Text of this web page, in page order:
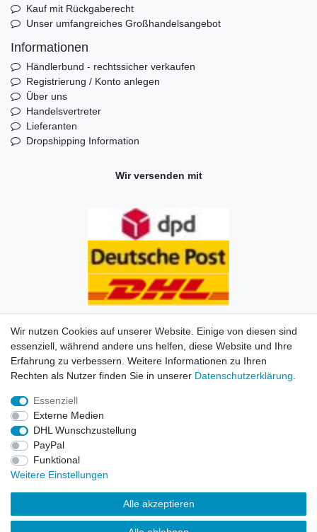
Kauf mit Rückgaberecht
Unser umfangreiches Großhandelsangebot
Informationen
Händlerbund - rechtssicher verkaufen
Registrierung / Konto anlegen
Über uns
Handelsvertreter
Lieferanten
Dropshipping Information
Wir versenden mit
Impressum Daten­schutz­erklärung AGB Kontakt
© Copyright 2026 | Alle Rechte vorbehalten. HL-
Handelsgesellschaft mbH.
Alle Markennamen, Warenzeichen sowie sämtliche
Produktbilder und Beschreibungen sind Eigentum Ihrer
rechtmäßigen Eigentümer und dienen hier nur der
Preise nur für registrierte Händler, ansonsten zeigt der
Wir nutzen Cookies auf unserer Website. Einige von diesen sind
essenziell, während andere uns helfen, diese Website und Ihre
Erfahrung zu verbessern. Weitere Informationen zu Ihren
Rechten als Nutzer finden Sie in unserer Daten­schutz­erklärung
Essenziell
Externe Medien
DHL Wunschzustellung
PayPal
Funktional
Weitere Einstellungen
Alle akzeptieren